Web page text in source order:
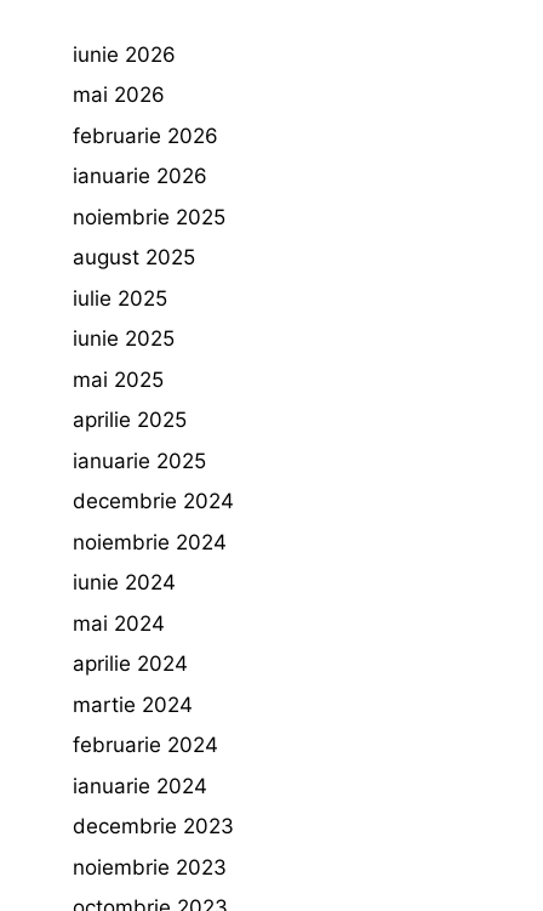
iunie 2026
mai 2026
februarie 2026
ianuarie 2026
noiembrie 2025
august 2025
iulie 2025
iunie 2025
mai 2025
aprilie 2025
ianuarie 2025
decembrie 2024
noiembrie 2024
iunie 2024
mai 2024
aprilie 2024
martie 2024
februarie 2024
ianuarie 2024
decembrie 2023
noiembrie 2023